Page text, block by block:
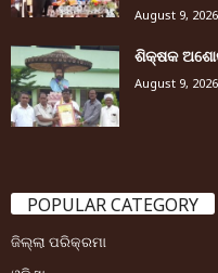
August 9, 2026
ଶିକ୍ଷକ
August 9, 2026
POPULAR CATEGORY
ଜିଲ୍ଲା ପରିକ୍ରମା